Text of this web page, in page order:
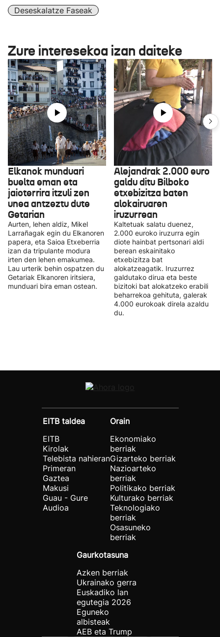
Deseskalatze Faseak
Zure interesekoa izan daiteke
Elkanok munduari
buelta eman eta
jaioterrira itzuli zen
unea antzeztu dute
Getarian
Aurten, lehen aldiz, Mikel
Larrañagak egin du Elkanoren
papera, eta Saioa Etxeberria
izan da tripulante modura
irten den lehen emakumea.
Lau urterik behin ospatzen du
Getariak Elkanoren iritsiera,
munduari bira eman ostean.
Alejandrak 2.000 euro
galdu ditu Bilboko
etxebizitza baten
alokairuaren
iruzurrean
Kaltetuak salatu duenez,
2.000 euroko iruzurra egin
diote hainbat pertsonari aldi
berean eskainitako
etxebizitza bat
alokatzeagatik. Iruzurrez
galdutako dirua eta beste
bizitoki bat alokatzeko erabili
beharrekoa gehituta, galerak
4.000 eurokoak direla azaldu
du.
EITB taldea
EITB
Kirolak
Telebista nahieran
Primeran
Gaztea
Makusi
Guau - Gure
Audioa
Orain
Ekonomiako
berriak
Gizarteko berriak
Nazioarteko
berriak
Politikako berriak
Kulturako berriak
Teknologiako
berriak
Osasuneko
berriak
Gaurkotasuna
Azken berriak
Ukrainako gerra
Euskadiko lan
egutegia 2026
Eguneko
albisteak
AEB eta Trump